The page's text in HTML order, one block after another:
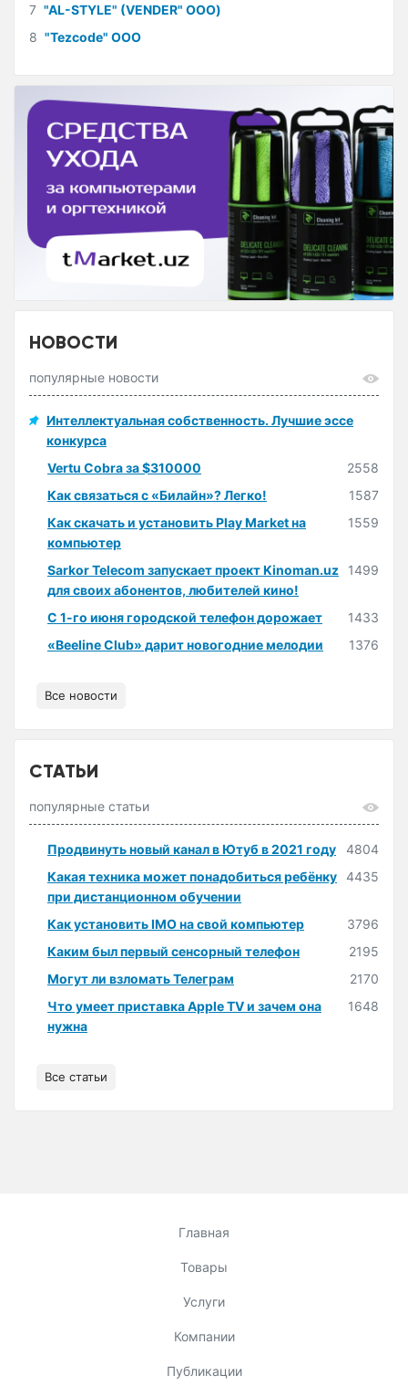
7 "AL-STYLE" (VENDER" ООО)
8 "Tezcode" ООО
НОВОСТИ
популярные новости
Интеллектуальная собственность. Лучшие эссе
конкурса
Vertu Cobra за $310000
2558
Как связаться с «Билайн»? Легко!
1587
Как скачать и установить Play Market на
компьютер
1559
Sarkor Telecom запускает проект Kinoman.uz
для своих абонентов, любителей кино!
1499
С 1-го июня городской телефон дорожает
1433
«Beeline Club» дарит новогодние мелодии
1376
Все новости
СТАТЬИ
популярные статьи
Продвинуть новый канал в Ютуб в 2021 году
4804
Какая техника может понадобиться ребёнку
при дистанционном обучении
4435
Как установить IMO на свой компьютер
3796
Каким был первый сенсорный телефон
2195
Могут ли взломать Телеграм
2170
Что умеет приставка Apple TV и зачем она
нужна
1648
Все статьи
Главная
Товары
Услуги
Компании
Публикации